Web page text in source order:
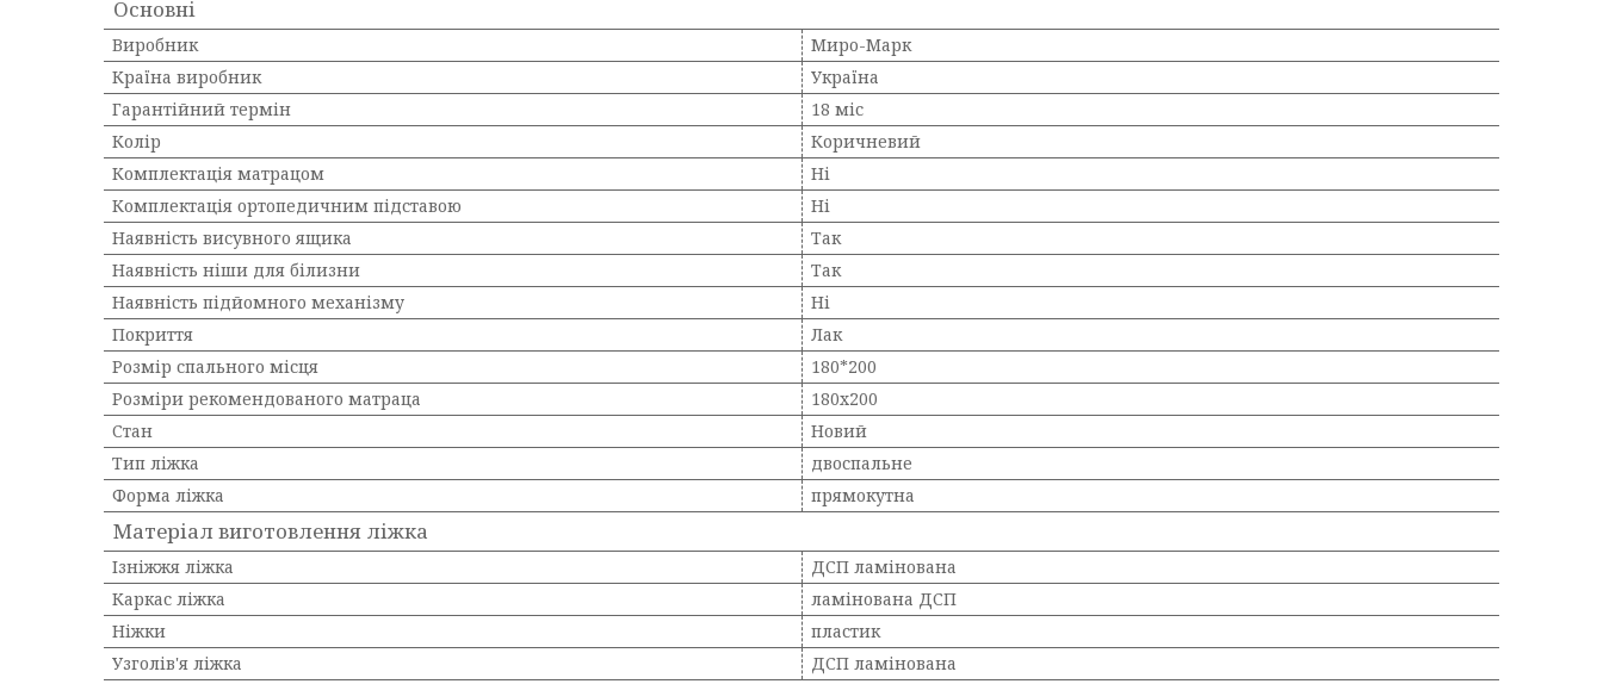
Основні
Виробник
Миро-Марк
Країна виробник
Україна
Гарантійний термін
18 міс
Колір
Коричневий
Комплектація матрацом
Ні
Комплектація ортопедичним підставою
Ні
Наявність висувного ящика
Так
Наявність ніши для білизни
Так
Наявність підйомного механізму
Ні
Покриття
Лак
Розмір спального місця
180*200
Розміри рекомендованого матраца
180х200
Стан
Новий
Тип ліжка
двоспальне
Форма ліжка
прямокутна
Матеріал виготовлення ліжка
Ізніжжя ліжка
ДСП ламінована
Каркас ліжка
ламінована ДСП
Ніжки
пластик
Узголів'я ліжка
ДСП ламінована